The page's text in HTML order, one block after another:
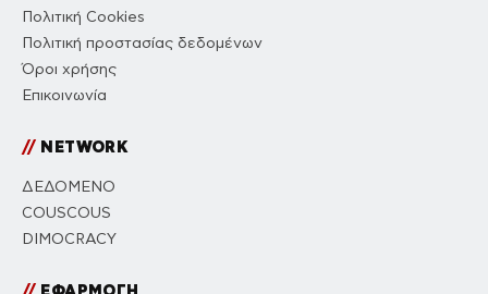
Πολιτική Cookies
Πολιτική προστασίας δεδομένων
Όροι χρήσης
Επικοινωνία
//NETWORK
ΔΕΔΟΜΕΝΟ
COUSCOUS
DIMOCRACY